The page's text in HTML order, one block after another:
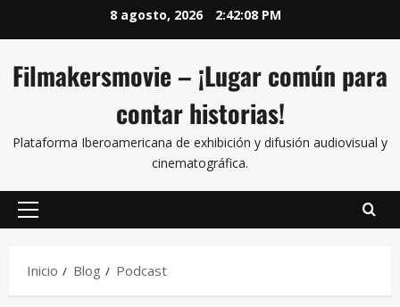
8 agosto, 2026 2:42:09 PM
Filmakersmovie – ¡Lugar común para
contar historias!
Plataforma Iberoamericana de exhibición y difusión audiovisual y
cinematográfica.
Inicio Blog Podcast